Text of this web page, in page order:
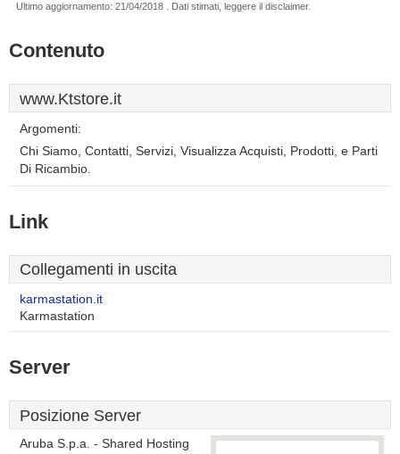
Ultimo aggiornamento: 21/04/2018 . Dati stimati, leggere il disclaimer.
Contenuto
www.Ktstore.it
Argomenti:
Chi Siamo, Contatti, Servizi, Visualizza Acquisti, Prodotti, e Parti
Di Ricambio.
Link
Collegamenti in uscita
karmastation.it
Karmastation
Server
Posizione Server
Aruba S.p.a. - Shared Hosting